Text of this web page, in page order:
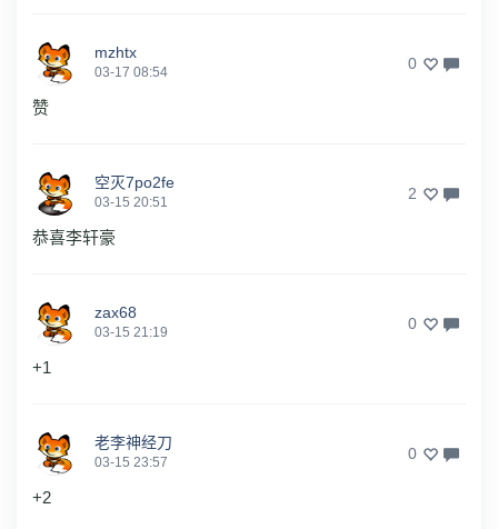
mzhtx
03-17 08:54 0
赞
空灭7po2fe
03-15 20:51 2
恭喜李轩豪
zax68
03-15 21:19 0
+1
老李神经刀
03-15 23:57 0
+2